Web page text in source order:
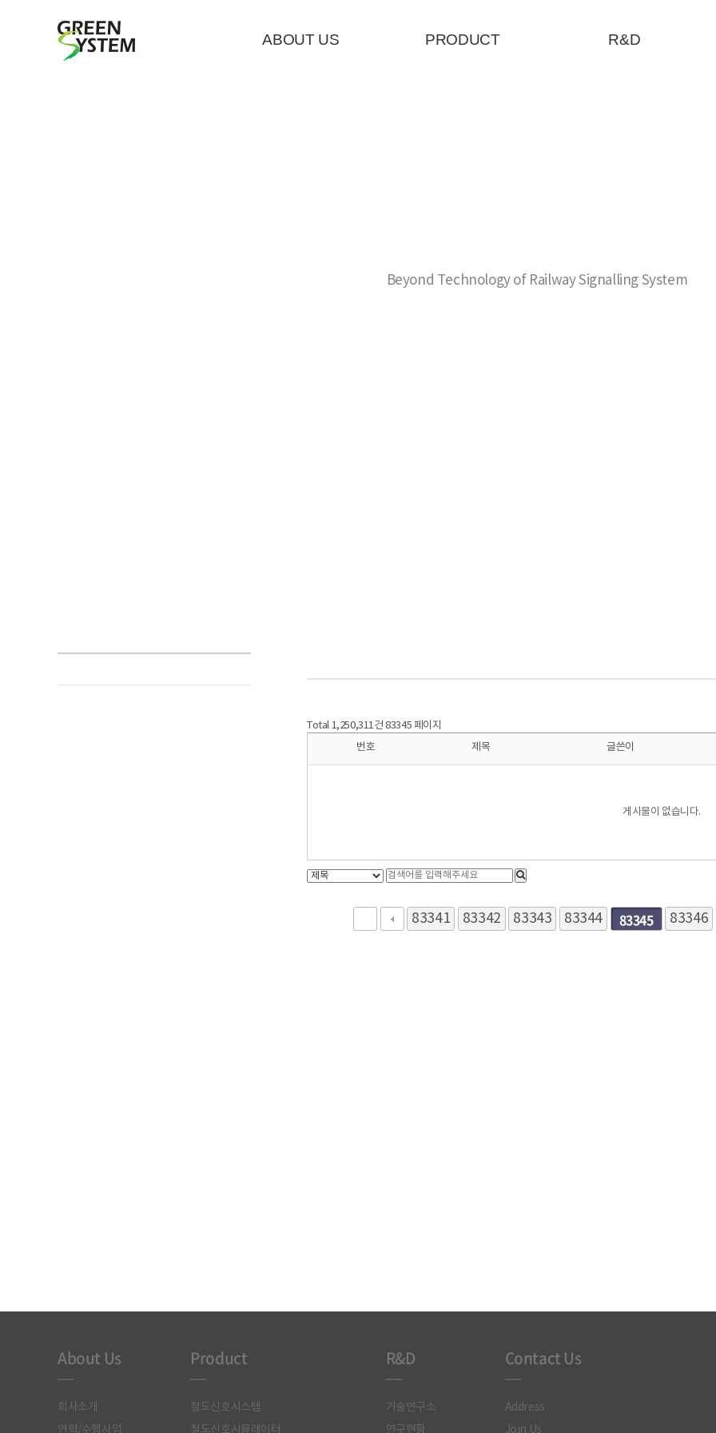
ABOUT US PRODUCT R&D
Beyond Technology of Railway Signalling System
Total 1,250,311건 83345 페이지
번호
제목 글쓴이
게시물이 없습니다.
83341 83342 83343 83344 83345 83346
다음맨끝
About Us
회사소개
연혁/수행사업
Product
철도신호시스템
철도신호시뮬레이터
R&D
기술연구소
연구현황
Contact Us
Address
Join Us